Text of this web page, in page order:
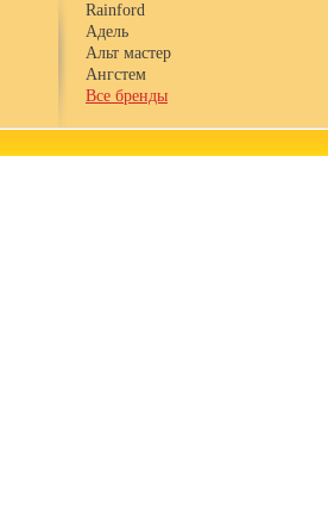
Rainford
Адель
Альт мастер
Ангстем
Все бренды